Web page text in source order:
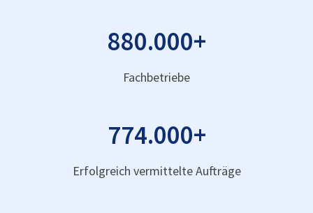
880.000+
Fachbetriebe
774.000+
Erfolgreich vermittelte Aufträge